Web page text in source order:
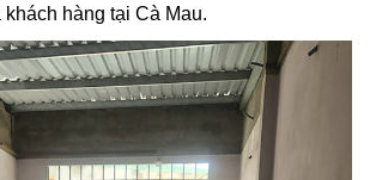
hàng tại Cà Mau.